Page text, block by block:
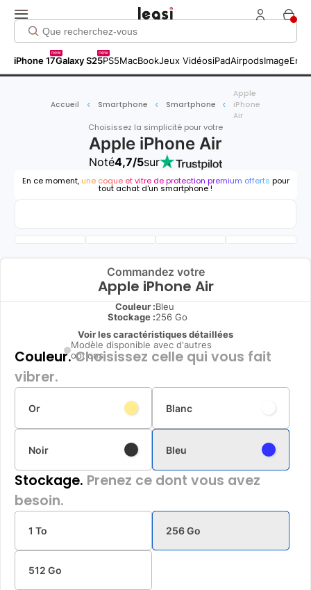
iPhone 17
new
Galaxy S25
new
PS5MacBookJeux VidéosiPadAirpodsImage
Accueil Smartphone Smartphone
Apple
iPhone
Air
Choisissez la simplicité pour votre
Apple iPhone Air
Noté4,7/5sur
En ce moment, une coque et vitre de protection premium offerts pour
tout achat d'un smartphone !
Commandez votre
Apple iPhone Air
Couleur :Bleu
Stockage :256 Go
Voir les caractéristiques détaillées
Modèle disponible avec d'autres
options
Couleur.Choisissez celle qui vous fait
vibrer.
Or Blanc
Noir Bleu
Stockage. Prenez ce dont vous avez
besoin.
1 To 256 Go
512 Go